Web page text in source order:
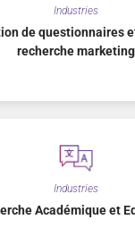
Industries
de questionnaires
recherche marketing
Industries
Académique et